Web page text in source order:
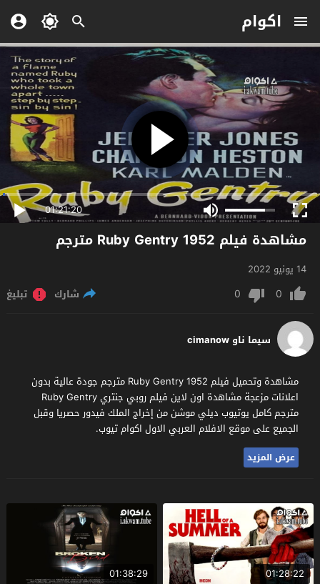
اكوام
01:21:20
مشاهدة فيلم Ruby Gentry 1952 مترجم
14 يونيو 2022
0
0 شارك تبليغ
سيما ناو cimanow
مشاهدة وتحميل فيلم Ruby Gentry 1952 مترجم جودة عالية بدون
اعلانات مزعجة مشاهدة اون لاين فيلم روبي جنتري Ruby Gentry
مترجم كامل يوتيوب ديلي موشن من إخراج الملك فيدور حصريا وقبل
الجميع على موقع الافلام العربي الاول اكوام تيوب.
عرض المزيد
01:28:22
01:38:29